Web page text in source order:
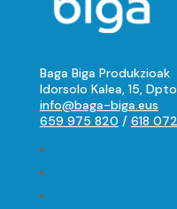
Baga Biga Produkzioak
Idorsolo Kalea, 15,
info@baga-biga.eus
659 975 820 / 618